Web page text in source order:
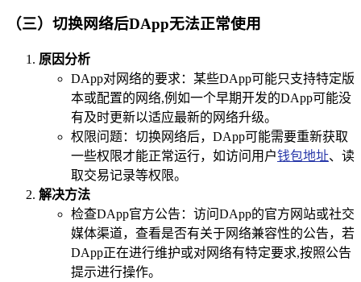
（三）切换网络后DApp无法正常使用
原因分析
DApp对网络的要求：某些DApp可能只支持特定版
本或配置的网络,例如一个早期开发的DApp可能没
有及时更新以适应最新的网络升级。
权限问题：切换网络后，DApp可能需要重新获取
一些权限才能正常运行，如访问用户钱包地址、读
取交易记录等权限。
解决方法
检查DApp官方公告：访问DApp的官方网站或社交
媒体渠道，查看是否有关于网络兼容性的公告，若
DApp正在进行维护或对网络有特定要求,按照公告
提示进行操作。